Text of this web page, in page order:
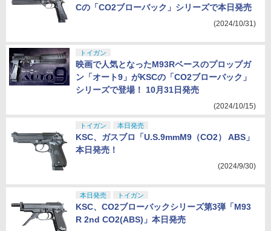
Cの「CO2ブローバック」シリーズで本日発売
(2024/10/31)
トイガン
映画で人気となったM93Rベースのプロップガ
ン「オート9」がKSCの「CO2ブローバック」
シリーズで登場！ 10月31日発売
(2024/10/15)
トイガン 本日発売
KSC、ガスブロ「U.S.9mmM9（CO2） ABS」
本日発売！
(2024/9/30)
本日発売 トイガン
KSC、CO2ブローバックシリーズ第3弾「M93
R 2nd CO2(ABS)」本日発売